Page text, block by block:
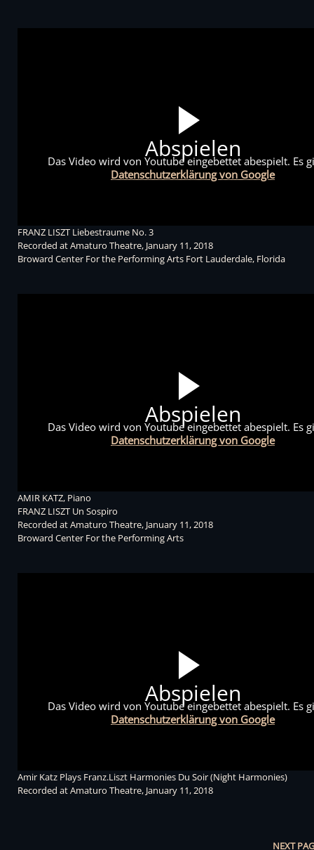
Abspielen
Das Video wird von Youtube eingebettet abespielt. Es
Datenschutzerklärung von Google
FRANZ LISZT Liebestraume No. 3
Recorded at Amaturo Theatre, January 11, 2018
Broward Center For the Performing Arts Fort Lauderdale, Florida
Abspielen
Das Video wird von Youtube eingebettet abespielt. Es
Datenschutzerklärung von Google
AMIR KATZ, Piano
FRANZ LISZT Un Sospiro
Recorded at Amaturo Theatre, January 11, 2018
Broward Center For the Performing Arts
Abspielen
Das Video wird von Youtube eingebettet abespielt. Es
Datenschutzerklärung von Google
Amir Katz Plays Franz.Liszt Harmonies Du Soir (Night Harmonies)
Recorded at Amaturo Theatre, January 11, 2018
NEXT